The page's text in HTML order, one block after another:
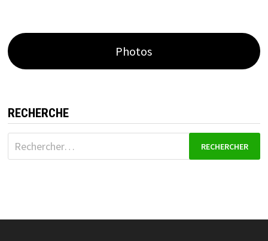
Photos
RECHERCHE
Rechercher :